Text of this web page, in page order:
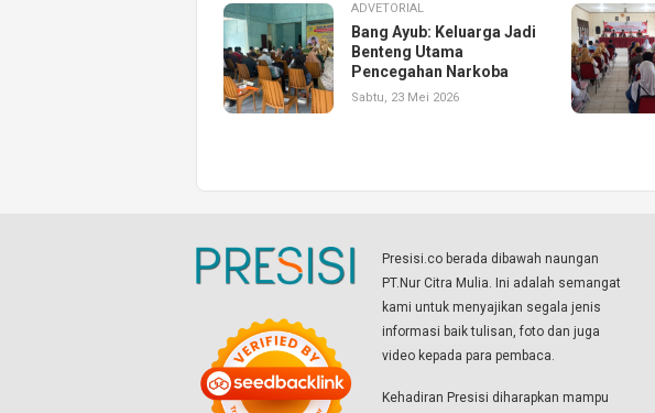
ADVETORIAL
Bang Ayub: Keluarga Jadi
Benteng Utama
Pencegahan Narkoba
Sabtu, 23 Mei 2026
Presisi.co berada dibawah naungan
PT.Nur Citra Mulia. Ini adalah semangat
kami untuk menyajikan segala jenis
informasi baik tulisan, foto dan juga
video kepada para pembaca.
Kehadiran Presisi diharapkan mampu